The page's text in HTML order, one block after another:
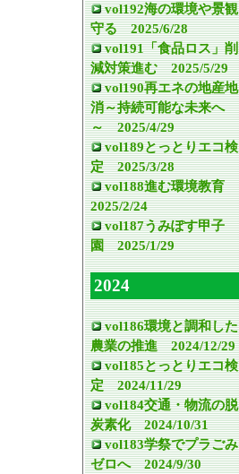
vol192海の環境や景観
守る 2025/6/28
vol191「食品ロス」削
減対策進む 2025/5/29
vol190再エネの地産地
消～持続可能な未来へ
～ 2025/4/29
vol189とっとりエコ検
定 2025/3/28
vol188進む環境教育
2025/2/24
vol187うみぽす甲子
園 2025/1/29
2024
vol186環境と調和した
農業の推進 2024/12/29
vol185とっとりエコ検
定 2024/11/29
vol184交通・物流の脱
炭素化 2024/10/31
vol183学祭でプラごみ
ゼロへ 2024/9/30